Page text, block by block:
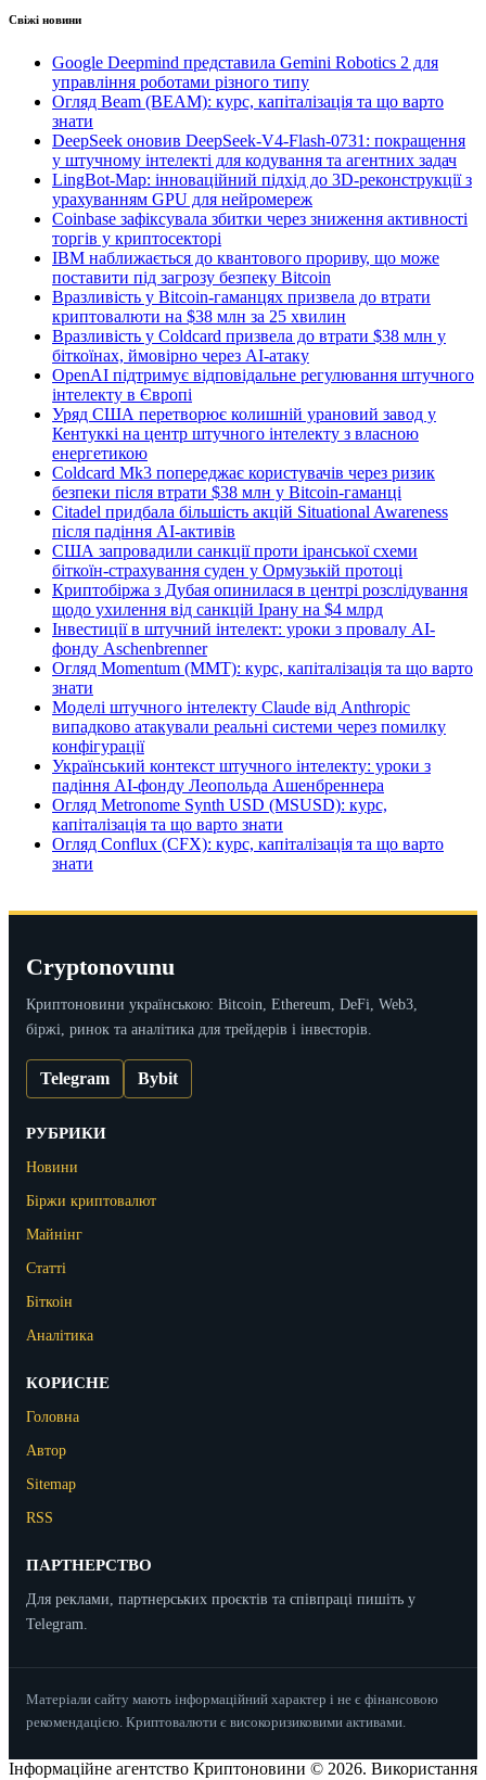
Свіжі новини
Google Deepmind представила Gemini Robotics 2 для
управління роботами різного типу
Огляд Beam (BEAM): курс, капіталізація та що варто
знати
DeepSeek оновив DeepSeek-V4-Flash-0731: покращення
у штучному інтелекті для кодування та агентних задач
LingBot-Map: інноваційний підхід до 3D-реконструкції з
урахуванням GPU для нейромереж
Coinbase зафіксувала збитки через зниження активності
торгів у криптосекторі
IBM наближається до квантового прориву, що може
поставити під загрозу безпеку Bitcoin
Вразливість у Bitcoin-гаманцях призвела до втрати
криптовалюти на $38 млн за 25 хвилин
Вразливість у Coldcard призвела до втрати $38 млн у
біткоїнах, ймовірно через AI-атаку
OpenAI підтримує відповідальне регулювання штучного
інтелекту в Європі
Уряд США перетворює колишній урановий завод у
Кентуккі на центр штучного інтелекту з власною
енергетикою
Coldcard Mk3 попереджає користувачів через ризик
безпеки після втрати $38 млн у Bitcoin-гаманці
Citadel придбала більшість акцій Situational Awareness
після падіння AI-активів
США запровадили санкції проти іранської схеми
біткоїн-страхування суден у Ормузькій протоці
Криптобіржа з Дубая опинилася в центрі розслідування
щодо ухилення від санкцій Ірану на $4 млрд
Інвестиції в штучний інтелект: уроки з провалу AI-
фонду Aschenbrenner
Огляд Momentum (MMT): курс, капіталізація та що варто
знати
Моделі штучного інтелекту Claude від Anthropic
випадково атакували реальні системи через помилку
конфігурації
Український контекст штучного інтелекту: уроки з
падіння AI-фонду Леопольда Ашенбреннера
Огляд Metronome Synth USD (MSUSD): курс,
капіталізація та що варто знати
Огляд Conflux (CFX): курс, капіталізація та що варто
знати
Cryptonovunu
Криптоновини українською: Bitcoin, Ethereum, DeFi, Web3,
біржі, ринок та аналітика для трейдерів і інвесторів.
Telegram Bybit
РУБРИКИ
Новини
Біржи криптовалют
Майнінг
Статті
Біткоін
Аналітика
КОРИСНЕ
Головна
Автор
Sitemap
RSS
ПАРТНЕРСТВО
Для реклами, партнерських проєктів та співпраці пишіть у
Telegram.
Матеріали сайту мають інформаційний характер і не є фінансовою
рекомендацією. Криптовалюти є високоризиковими активами.
Інформаційне агентство Криптоновини © 2026. Використання